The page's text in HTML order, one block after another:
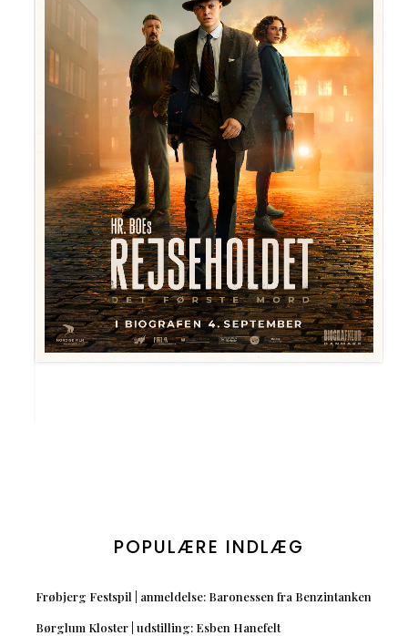
POPULÆRE INDLÆG
Frøbjerg Festspil | anmeldelse: Baronessen fra Benzintanken
Børglum Kloster | udstilling: Esben Hanefelt